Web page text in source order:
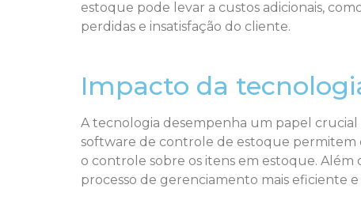
estoque pode levar a custos adicionais,
perdidas e insatisfação do cliente.
Impacto da
A tecnologia desempenha um papel crucial
software de controle de estoque permitem
o controle sobre os itens em estoque.
processo de gerenciamento mais eficiente e